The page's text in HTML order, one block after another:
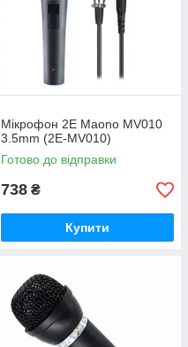
Мікрофон 2E Maono MV010
3.5mm (2E-MV010)
Готово до відправки
738 ₴
Купити